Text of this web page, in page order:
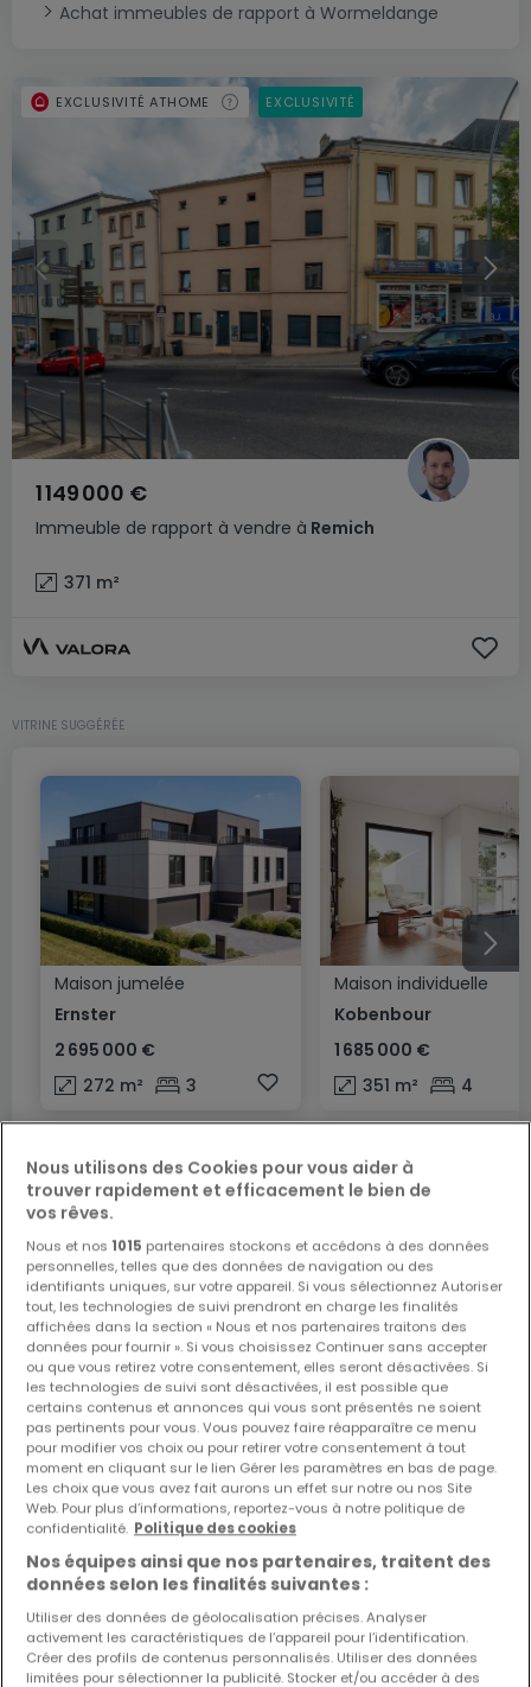
Achat immeubles de rapport à Wormeldange
Immeuble de rapport à vendre à Remich
1 149 000 €
371 m²
EXCLUSIVITÉ ATHOME EXCLUSIVITÉ
VITRINE SUGGÉRÉE
Maison jumelée
Ernster
2 695 000 €
272 m² 3
Maison individuelle
Kobenbour
1 685 000 €
351 m² 4
Voir 72 annonces
Immeuble de rapport à vendre àRemich
725 000 €
Nous utilisons des Cookies pour vous aider à
trouver rapidement et efficacement le bien de
vos rêves.
Nous et nos 1015 partenaires stockons et accédons à des données
personnelles, telles que des données de navigation ou des
identifiants uniques, sur votre appareil. Si vous sélectionnez Autoriser
tout, les technologies de suivi prendront en charge les finalités
affichées dans la section « Nous et nos partenaires traitons des
données pour fournir ». Si vous choisissez Continuer sans accepter
ou que vous retirez votre consentement, elles seront désactivées. Si
les technologies de suivi sont désactivées, il est possible que
certains contenus et annonces qui vous sont présentés ne soient
pas pertinents pour vous. Vous pouvez faire réapparaître ce menu
pour modifier vos choix ou pour retirer votre consentement à tout
moment en cliquant sur le lien Gérer les paramètres en bas de page.
Les choix que vous avez fait aurons un effet sur notre ou nos Site
Web. Pour plus d’informations, reportez-vous à notre politique de
confidentialité. Politique des cookies
Nos équipes ainsi que nos partenaires, traitent des
données selon les finalités suivantes :
Utiliser des données de géolocalisation précises. Analyser
activement les caractéristiques de l’appareil pour l’identification.
Créer des profils de contenus personnalisés. Utiliser des données
limitées pour sélectionner la publicité. Stocker et/ou accéder à des